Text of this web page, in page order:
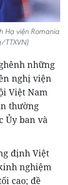
Hạ viện Romania
TTXVN)
những
nghị viện
Việt Nam
thường
Ủy ban và
định Việt
nghiệm
cao; đề